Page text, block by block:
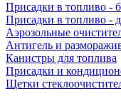
Присадки в топливо -
Присадки в топливо -
Аэрозольные
Антигель и
Канистры для топлива
Присадки и
Щетки